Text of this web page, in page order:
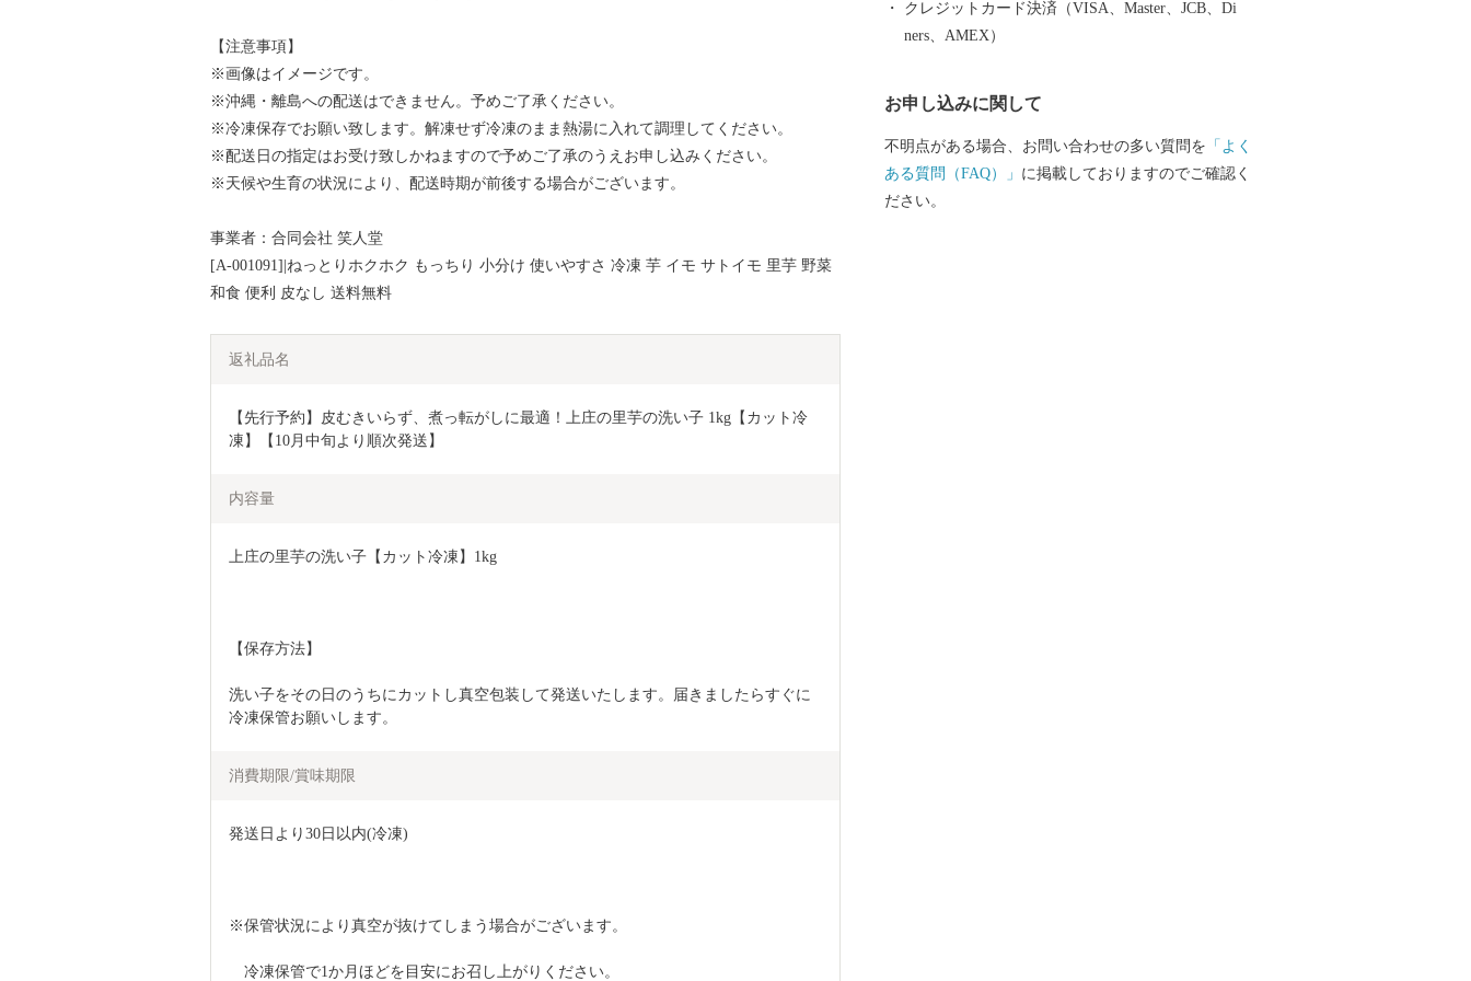
【注意事項】
※画像はイメージです。
※沖縄・離島への配送はできません。予めご了承ください。
※冷凍保存でお願い致します。解凍せず冷凍のまま熱湯に入れて調理してください。
※配送日の指定はお受け致しかねますので予めご了承のうえお申し込みください。
※天候や生育の状況により、配送時期が前後する場合がございます。
事業者：合同会社 笑人堂
[A-001091]|ねっとりホクホク もっちり 小分け 使いやすさ 冷凍 芋 イモ サトイモ 里芋 野菜
和食 便利 皮なし 送料無料
返礼品名
【先行予約】皮むきいらず、煮っ転がしに最適！上庄の里芋の洗い子 1kg【カット冷
凍】【10月中旬より順次発送】
内容量
上庄の里芋の洗い子【カット冷凍】1kg
【保存方法】
洗い子をその日のうちにカットし真空包装して発送いたします。届きましたらすぐに
冷凍保管お願いします。
消費期限/賞味期限
発送日より30日以内(冷凍)
※保管状況により真空が抜けてしまう場合がございます。
冷凍保管で1か月ほどを目安にお召し上がりください。
クレジットカード決済（VISA、Master、JCB、Di
ners、AMEX）
お申し込みに関して
不明点がある場合、お問い合わせの多い質問を 「よく
ある質問（FAQ）」 に掲載しておりますのでご確認く
ださい。